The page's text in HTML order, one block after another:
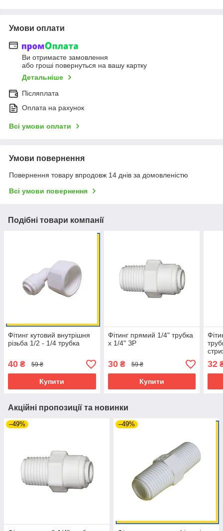
Умови оплати
Ви отримаєте замовлення
або гроші повернуться на вашу картку
Детальніше
Післяплата
Оплата на рахунок
Всі умови оплати
Умови повернення
Повернення товару впродовж 14 днів за домовленістю
Всі умови повернення
Подібні товари компанії
Фітинг кутовий внутрішня
різьба 1/2 - 1/4 трубка
40 ₴ 59 ₴
Купити
Фітинг прямий 1/4" трубка
х 1/4" ЗР
30₴ 59 ₴
Купити
32
Акційні пропозиції та новинки
–49% –49%